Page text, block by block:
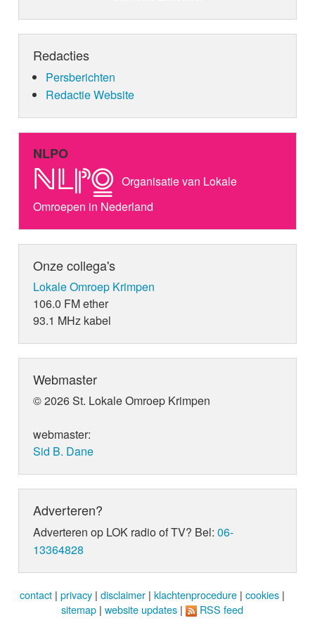
Redacties
Persberichten
Redactie Website
NLPO
Organisatie van Lokale
Omroepen in Nederland
Onze collega's
Lokale Omroep Krimpen
106.0 FM ether
93.1 MHz kabel
Webmaster
© 2026 St. Lokale Omroep Krimpen
webmaster:
Sid B. Dane
Adverteren?
Adverteren op LOK radio of TV? Bel:06-
13364828
contact | privacy | disclaimer | klachtenprocedure | cookies |
sitemap | website updates | RSS feed